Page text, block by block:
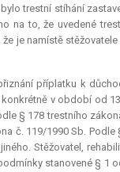
trestní stíhání
na to, že uvedené
je namístě
příplatku k
v období od
§ 178 trestního
č. 119/1990 Sb.
Stěžovatel,
stanovené § 1